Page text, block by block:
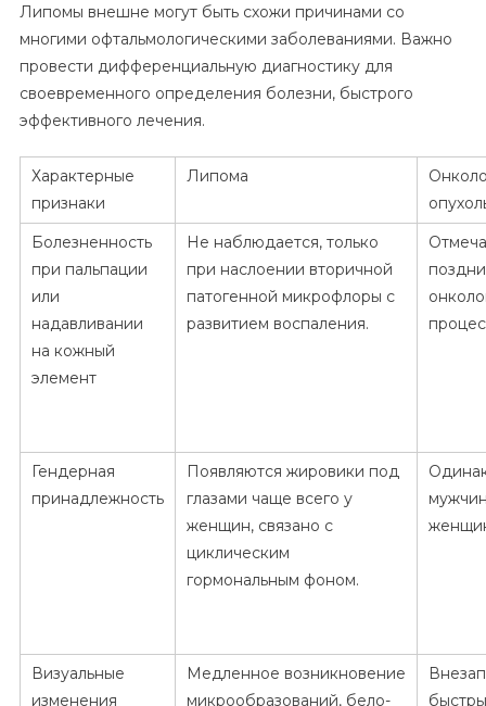
Липомы внешне могут быть схожи причинами со
многими офтальмологическими заболеваниями. Важно
провести дифференциальную диагностику для
своевременного определения болезни, быстрого
эффективного лечения.
Характерные
признаки
Липома
Болезненность
при пальпации
или
надавливании
на кожный
элемент
Не наблюдается, только
при наслоении вторичной
патогенной микрофлоры с
развитием воспаления.
Гендерная
принадлежность
Появляются жировики под
глазами чаще всего у
женщин, связано с
циклическим
гормональным фоном.
Визуальные
изменения
Медленное возникновение
микрообразований, бело-